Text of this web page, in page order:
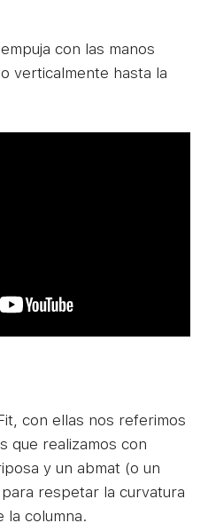
con las manos
verticalmente hasta la
con ellas nos referimos
que realizamos con
y un abmat (o un
respetar la curvatura
la columna.